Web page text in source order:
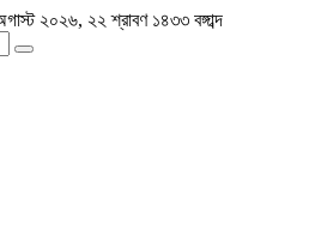
২০২৬, ২২ শ্রাবণ ১৪৩৩ বঙ্গাব্দ